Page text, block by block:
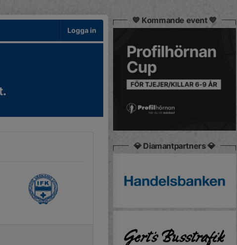
Logga in
💙 Kommande event 💙
💎 Diamantpartners 💎